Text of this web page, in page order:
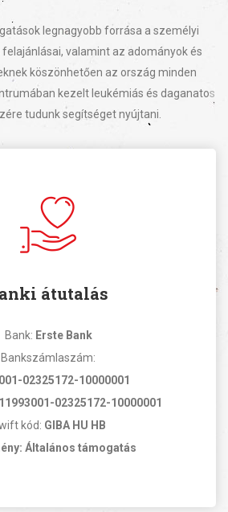
legnagyobb forrása a személyi
valamint az adományok és
köszönhetően az ország minden
kezelt leukémiás és daganatos
tudunk segítséget nyújtani.
átutalás
Bank: Erste Bank
Bankszámlaszám:
02325172-10000001
02325172-10000001
kód: GIBA HU HB
Általános támogatás